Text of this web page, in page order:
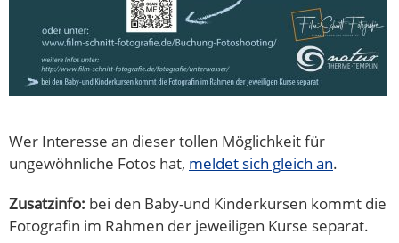
Wer Interesse an dieser tollen Möglichkeit für
ungewöhnliche Fotos hat, meldet sich gleich an.
Zusatzinfo: bei den Baby-und Kinderkursen kommt die
Fotografin im Rahmen der jeweiligen Kurse separat.